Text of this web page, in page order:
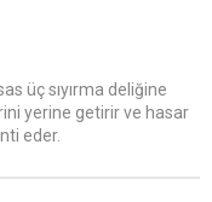
üç sıyırma deliğine
yerine getirir ve hasar
eder.